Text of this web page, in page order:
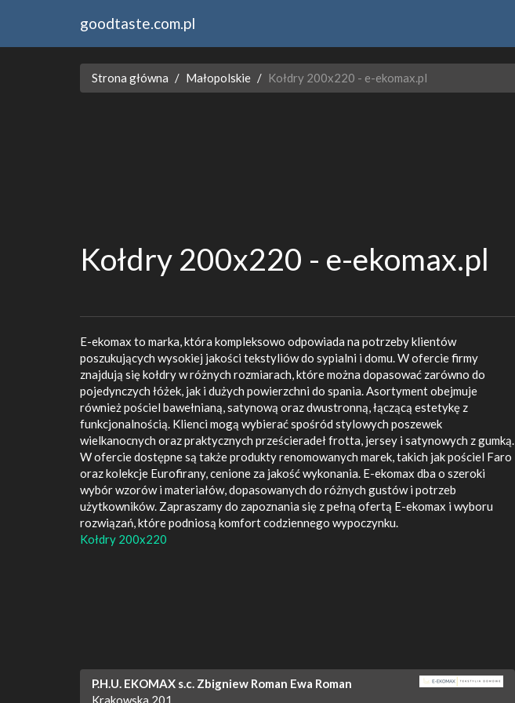
goodtaste.com.pl
Strona główna Małopolskie Kołdry 200x220 - e-ekomax.pl
Kołdry 200x220 - e-ekomax.pl
E-ekomax to marka, która kompleksowo odpowiada na potrzeby klientów
poszukujących wysokiej jakości tekstyliów do sypialni i domu. W ofercie firmy
znajdują się kołdry w różnych rozmiarach, które można dopasować zarówno do
pojedynczych łóżek, jak i dużych powierzchni do spania. Asortyment obejmuje
również pościel bawełnianą, satynową oraz dwustronną, łączącą estetykę z
funkcjonalnością. Klienci mogą wybierać spośród stylowych poszewek
wielkanocnych oraz praktycznych prześcieradeł frotta, jersey i satynowych z gumką.
W ofercie dostępne są także produkty renomowanych marek, takich jak pościel Faro
oraz kolekcje Eurofirany, cenione za jakość wykonania. E-ekomax dba o szeroki
wybór wzorów i materiałów, dopasowanych do różnych gustów i potrzeb
użytkowników. Zapraszamy do zapoznania się z pełną ofertą E-ekomax i wyboru
rozwiązań, które podniosą komfort codziennego wypoczynku.
Kołdry 200x220
P.H.U. EKOMAX s.c. Zbigniew Roman Ewa Roman
Krakowska 201